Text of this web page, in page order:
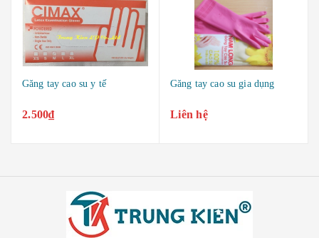
su y tế Găng tay cao su gia dụng Găng cao su